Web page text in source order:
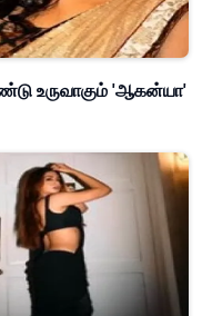
உருவாகும் 'ஆகன்யா'